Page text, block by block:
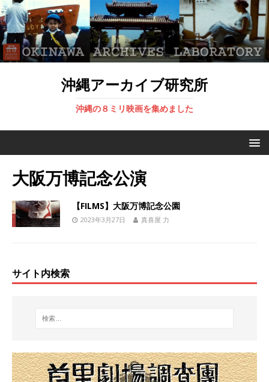
沖縄アーカイブ研究所
沖縄の８ミリ映画を集めました
大阪万博記念公演
【FILMS】大阪万博記念公園
2023年3月27日 真喜屋 力
サイト内検索